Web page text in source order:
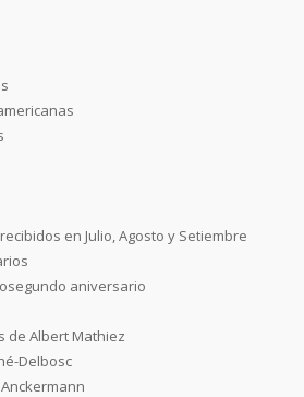
en Julio, Agosto y Setiembre
aniversario
de Albert Mathiez
Delbosc